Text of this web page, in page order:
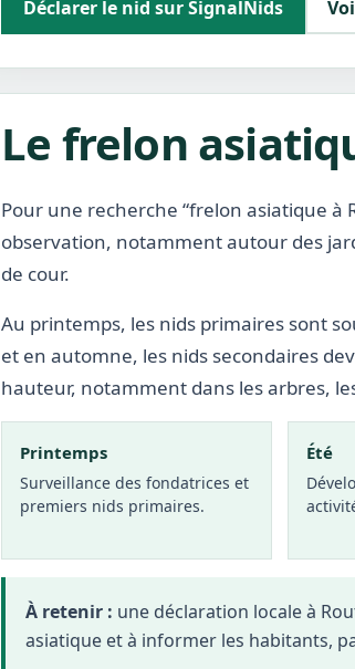
Déclarer le nid sur SignalNids
Le frelon
Pour une recherche “frelon asiatique
observation, notamment autour des
de cour.
Au printemps, les nids primaires sont
et en automne, les nids secondaires
hauteur, notamment dans les arbres,
Printemps
Surveillance des fondatrices et
premiers nids primaires.
Été
À retenir : une déclaration locale à
asiatique et à informer les habitants,